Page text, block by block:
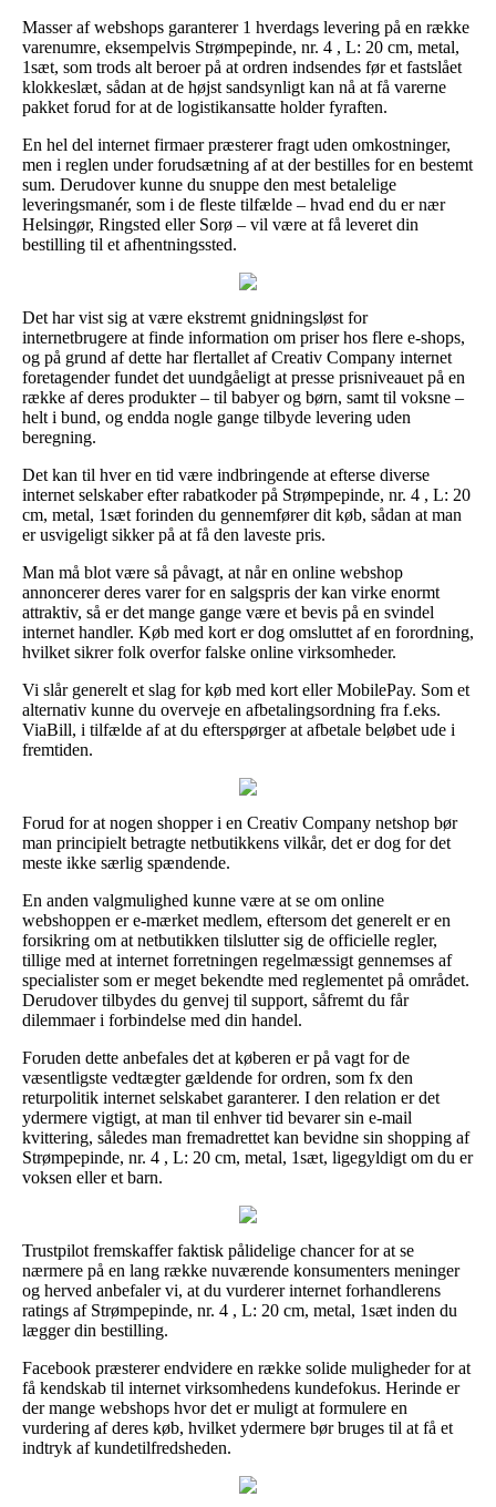
Masser af webshops garanterer 1 hverdags levering på en række
varenumre, eksempelvis Strømpepinde, nr. 4 , L: 20 cm, metal,
1sæt, som trods alt beroer på at ordren indsendes før et fastslået
klokkeslæt, sådan at de højst sandsynligt kan nå at få varerne
pakket forud for at de logistikansatte holder fyraften.
En hel del internet firmaer præsterer fragt uden omkostninger,
men i reglen under forudsætning af at der bestilles for en bestemt
sum. Derudover kunne du snuppe den mest betalelige
leveringsmanér, som i de fleste tilfælde – hvad end du er nær
Helsingør, Ringsted eller Sorø – vil være at få leveret din
bestilling til et afhentningssted.
Det har vist sig at være ekstremt gnidningsløst for
internetbrugere at finde information om priser hos flere e-shops,
og på grund af dette har flertallet af Creativ Company internet
foretagender fundet det uundgåeligt at presse prisniveauet på en
række af deres produkter – til babyer og børn, samt til voksne –
helt i bund, og endda nogle gange tilbyde levering uden
beregning.
Det kan til hver en tid være indbringende at efterse diverse
internet selskaber efter rabatkoder på Strømpepinde, nr. 4 , L: 20
cm, metal, 1sæt forinden du gennemfører dit køb, sådan at man
er usvigeligt sikker på at få den laveste pris.
Man må blot være så påvagt, at når en online webshop
annoncerer deres varer for en salgspris der kan virke enormt
attraktiv, så er det mange gange være et bevis på en svindel
internet handler. Køb med kort er dog omsluttet af en forordning,
hvilket sikrer folk overfor falske online virksomheder.
Vi slår generelt et slag for køb med kort eller MobilePay. Som et
alternativ kunne du overveje en afbetalingsordning fra f.eks.
ViaBill, i tilfælde af at du efterspørger at afbetale beløbet ude i
fremtiden.
Forud for at nogen shopper i en Creativ Company netshop bør
man principielt betragte netbutikkens vilkår, det er dog for det
meste ikke særlig spændende.
En anden valgmulighed kunne være at se om online
webshoppen er e-mærket medlem, eftersom det generelt er en
forsikring om at netbutikken tilslutter sig de officielle regler,
tillige med at internet forretningen regelmæssigt gennemses af
specialister som er meget bekendte med reglementet på området.
Derudover tilbydes du genvej til support, såfremt du får
dilemmaer i forbindelse med din handel.
Foruden dette anbefales det at køberen er på vagt for de
væsentligste vedtægter gældende for ordren, som fx den
returpolitik internet selskabet garanterer. I den relation er det
ydermere vigtigt, at man til enhver tid bevarer sin e-mail
kvittering, således man fremadrettet kan bevidne sin shopping af
Strømpepinde, nr. 4 , L: 20 cm, metal, 1sæt, ligegyldigt om du er
voksen eller et barn.
Trustpilot fremskaffer faktisk pålidelige chancer for at se
nærmere på en lang række nuværende konsumenters meninger
og herved anbefaler vi, at du vurderer internet forhandlerens
ratings af Strømpepinde, nr. 4 , L: 20 cm, metal, 1sæt inden du
lægger din bestilling.
Facebook præsterer endvidere en række solide muligheder for at
få kendskab til internet virksomhedens kundefokus. Herinde er
der mange webshops hvor det er muligt at formulere en
vurdering af deres køb, hvilket ydermere bør bruges til at få et
indtryk af kundetilfredsheden.